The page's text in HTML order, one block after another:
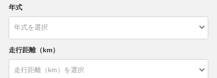
年式
走行距離（km）